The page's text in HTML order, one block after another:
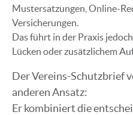
Mustersatzungen, Online-
Versicherungen.
Das führt in der Praxis
Lücken oder zusätzlichem
Der Vereins-Schutzbrief
anderen Ansatz:
Er kombiniert die